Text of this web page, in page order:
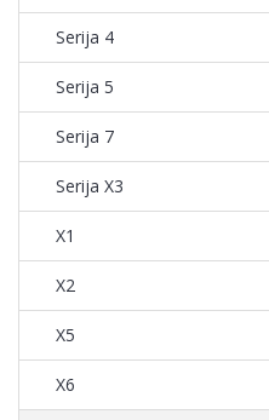
Serija 4
Serija 5
Serija 7
Serija X3
X1
X2
X5
X6